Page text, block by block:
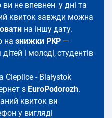
не впевнені у дні та
квиток завжди можна
на іншу дату.
на знижки PKP —
і молоді, студентів
Cieplice - Białystok
з EuroPodorozh.
квиток ви
у вигляді